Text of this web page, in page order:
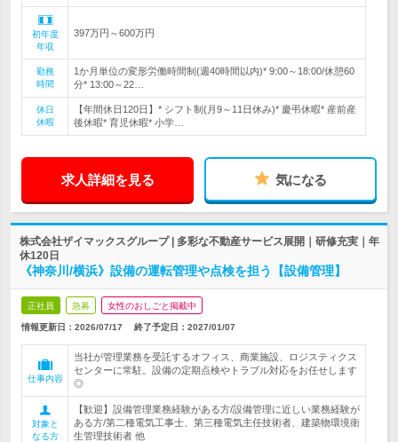
初年度
年収
397万円～600万円
勤務
時間
1か月単位の変形労働時間制(週40時間以内)* 9:00～18:00/休憩60
分* 13:00～22…
休日
休暇
【年間休日120日】* シフト制(月9～11日休み)* 慶弔休暇* 産前産
後休暇* 育児休暇* 小学…
求人詳細を見る 気になる
株式会社ザイマックスグループ | 多彩な不動産サービス展開｜研修充実｜年
休120日
《神奈川/横浜》設備の運転管理や点検を担う【設備管理】
正社員 急募 女性のおしごと掲載中
情報更新日：2026/07/17 終了予定日： 2027/01/07
仕事内容
当社が管理業務を受託するオフィス、商業施設、ロジスティクス
センターに常駐。設備の定期点検やトラブル対応をお任せします
◎
対象と
なる方
【歓迎】設備管理業務経験がある方/設備管理に近しい業務経験が
ある方/第二種電気工事士、第三種電気主任技術者、建築物環境衛
生管理技術者 他